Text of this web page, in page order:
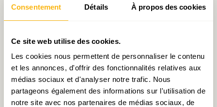
Consentement Détails À propos des cookies
Ce site web utilise des cookies.
Les cookies nous permettent de personnaliser le contenu
et les annonces, d'offrir des fonctionnalités relatives aux
médias sociaux et d'analyser notre trafic. Nous
partageons également des informations sur l'utilisation de
notre site avec nos partenaires de médias sociaux, de
découle automatiquement de deux prémisses, à
savoir un objectif d’endettement cantonné à
30% du PIB et le respect (toujours à moyen
terme) de l’objectif de stabilité des prix de la
BCE. Le tout conditionnellement à une
croissance économique de 2% l’an en
moyenne[6].